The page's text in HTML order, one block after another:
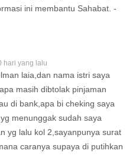
ini membantu Sahabat. -
hari yang lalu
laia,dan nama istri saya
masih dibtolak pinjaman
di bank,apa bi cheking saya
menunggak sudah saya
yg lalu kol 2,sayanpunya surat
caranya supaya di putihkan